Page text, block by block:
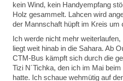
kein Wind, kein Handyempfang
Holz gesammelt. Lahcen wird
der Mannschaft hüpft im Kreis um
Ich werde nicht mehr
liegt weit hinab in die Sahara. Ab
CTM-Bus kämpft sich durch die
Tizi N´Tichka, den ich im Mai
hatte. Ich schaue wehmütig auf